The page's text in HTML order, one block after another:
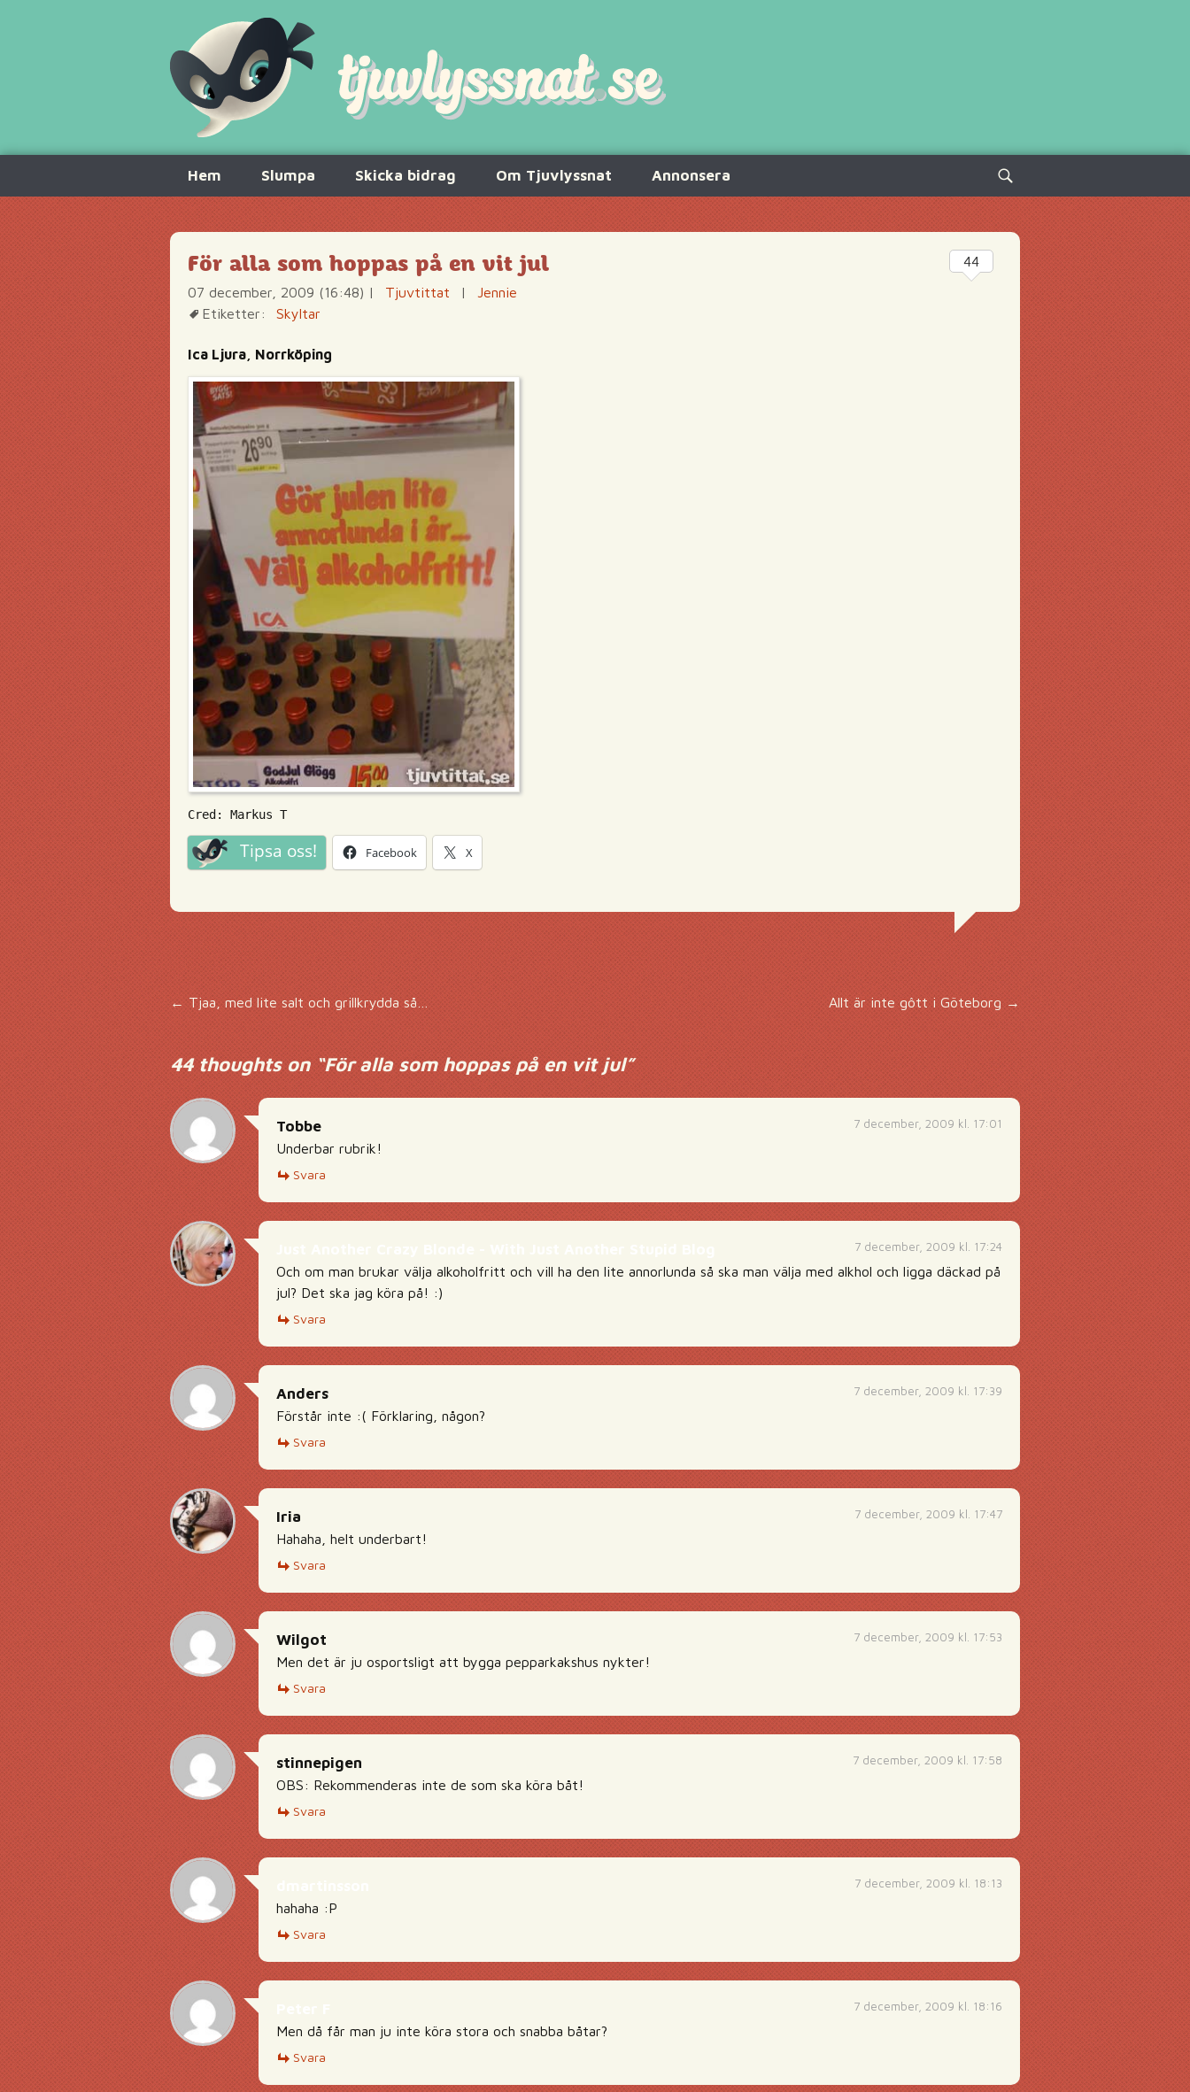
innehåll
Hem Slumpa Skicka bidrag Om Tjuvlyssnat Annonsera
Sök
efter:
För alla som hoppas på en vit jul
07 december, 2009 (16:48) | Tjuvtittat |
Jennie
Etiketter:
Skyltar
Ica Ljura, Norrköping
Cred: Markus T
Tipsa oss! Facebook X
44
Inläggsnavigering
← Tjaa, med lite salt och grillkrydda så… Allt är inte gôtt i Göteborg →
44 thoughts on “För alla som hoppas på en vit jul”
7 december, 2009 kl. 17:01
Tobbe
Underbar rubrik!
Svara
7 december, 2009 kl. 17:24
Och om man brukar välja alkoholfritt och vill ha den lite annorlunda så ska man välja med alkhol och ligga däckad på
jul? Det ska jag köra på! :)
Svara
7 december, 2009 kl. 17:39
Anders
Förstår inte :( Förklaring, någon?
Svara
7 december, 2009 kl. 17:47
Iria
Hahaha, helt underbart!
Svara
7 december, 2009 kl. 17:53
Wilgot
Men det är ju osportsligt att bygga pepparkakshus nykter!
Svara
7 december, 2009 kl. 17:58
stinnepigen
OBS: Rekommenderas inte de som ska köra båt!
Svara
7 december, 2009 kl. 18:13
hahaha :P
Svara
7 december, 2009 kl. 18:16
Men då får man ju inte köra stora och snabba båtar?
Svara